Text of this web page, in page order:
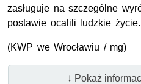
zasługuje na szczególne
postawie ocalili ludzkie życie.
(KWP we Wrocławiu / mg)
↓ Pokaż